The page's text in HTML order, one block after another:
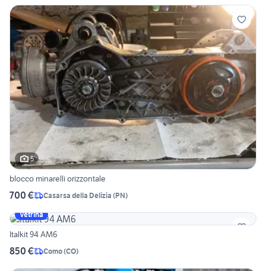
5
blocco minarelli orizzontale
700 € Casarsa della Delizia (PN)
Vetrina
Italkit 94 AM6
850 € Como(CO)